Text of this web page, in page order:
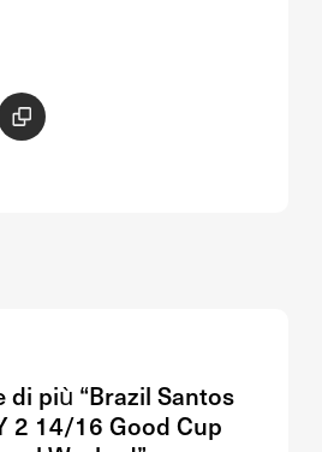
di più “Brazil Santos
2 14/16 Good Cup